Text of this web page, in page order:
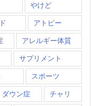
やけど
アトピー
アレルギー体質
サプリメント
スポーツ
ダウン症 チャリ